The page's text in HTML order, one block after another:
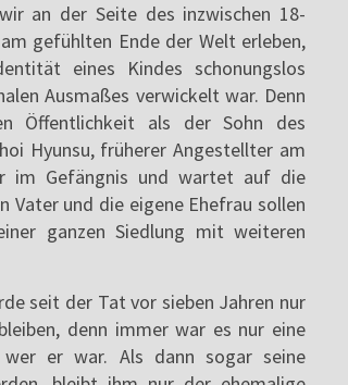
an der Seite des inzwischen 18-
gefühlten Ende der Welt erleben,
eines Kindes schonungslos
Ausmaßes verwickelt war. Denn
Öffentlichkeit als der Sohn des
Hyunsu, früherer Angestellter am
im Gefängnis und wartet auf die
Vater und die eigene Ehefrau sollen
ganzen Siedlung mit weiteren
seit der Tat vor sieben Jahren nur
denn immer war es nur eine
er war. Als dann sogar seine